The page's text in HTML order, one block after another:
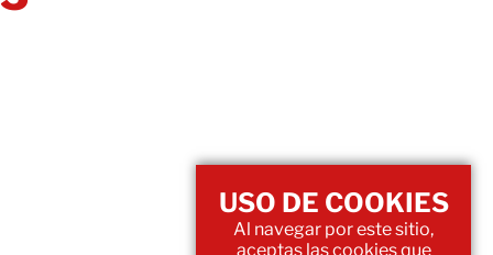
USO DE COOKIES
Al navegar por este sitio,
aceptas las cookies que